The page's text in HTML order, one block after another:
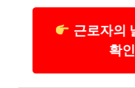
근로자의
확